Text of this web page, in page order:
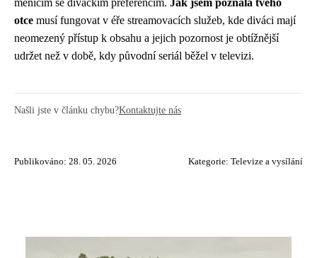
měnícím se diváckim preferencím. Jak jsem poznala tvého
otce musí fungovat v éře streamovacích služeb, kde diváci mají
neomezený přístup k obsahu a jejich pozornost je obtížnější
udržet než v době, kdy původní seriál běžel v televizi.
Našli jste v článku chybu?Kontaktujte nás
Publikováno: 28. 05. 2026 Kategorie: Televize a vysílání